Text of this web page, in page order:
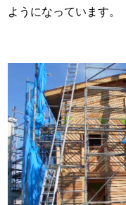
ようになっています。